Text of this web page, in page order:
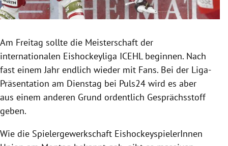
Untermenü
Untermenü
Am Freitag sollte die Meisterschaft der
internationalen Eishockeyliga ICEHL beginnen. Nach
fast einem Jahr endlich wieder mit Fans. Bei der Liga-
Präsentation am Dienstag bei Puls24 wird es aber
aus einem anderen Grund ordentlich Gesprächsstoff
geben.
Wie die Spielergewerkschaft EishockeyspielerInnen